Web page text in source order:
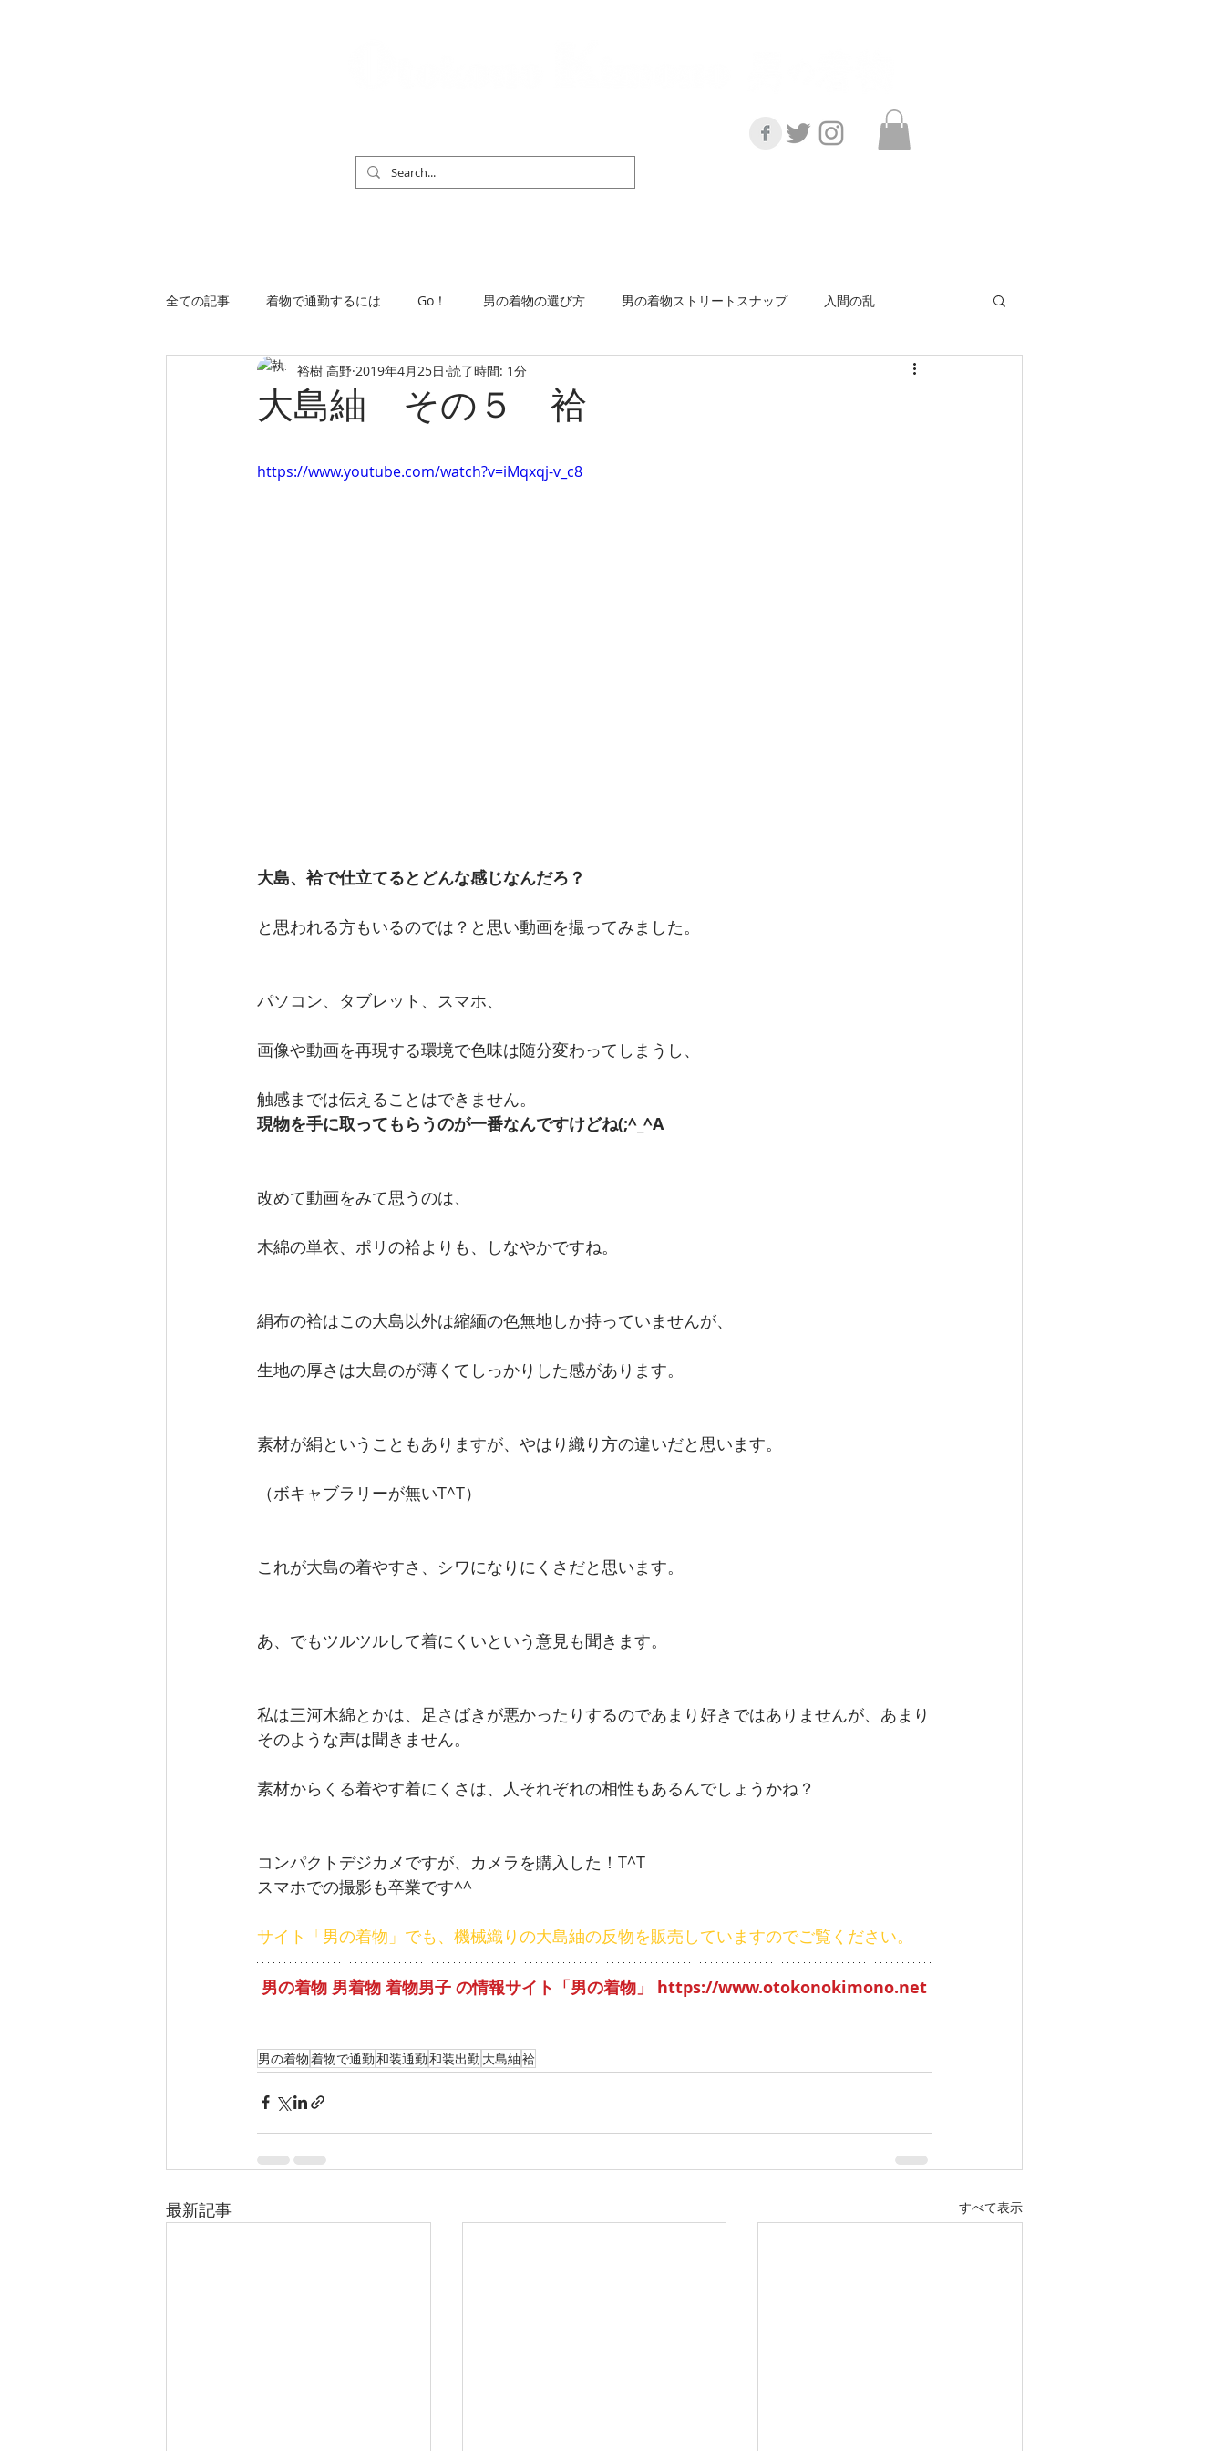
全ての記事 着物で通勤するには Go！ 男の着物の選び方 男の着物ストリートスナップ 入間の乱
大島紬 その５ 袷
裕樹 高野 2019年4月25日 読了時間: 1分
https://www.youtube.com/watch?v=iMqxqj-v_c8
大島、袷で仕立てるとどんな感じなんだろ？
と思われる方もいるのでは？と思い動画を撮ってみました。
パソコン、タブレット、スマホ、
画像や動画を再現する環境で色味は随分変わってしまうし、
触感までは伝えることはできません。
現物を手に取ってもらうのが一番なんですけどね(;^_^A
改めて動画をみて思うのは、
木綿の単衣、ポリの袷よりも、しなやかですね。
絹布の袷はこの大島以外は縮緬の色無地しか持っていませんが、
生地の厚さは大島のが薄くてしっかりした感があります。
素材が絹ということもありますが、やはり織り方の違いだと思います。
（ボキャブラリーが無いT^T）
これが大島の着やすさ、シワになりにくさだと思います。
あ、でもツルツルして着にくいという意見も聞きます。
私は三河木綿とかは、足さばきが悪かったりするのであまり好きではありませんが、あまり
そのような声は聞きません。
素材からくる着やす着にくさは、人それぞれの相性もあるんでしょうかね？
コンパクトデジカメですが、カメラを購入した！T^T
スマホでの撮影も卒業です^^
サイト「男の着物」でも、機械織りの大島紬の反物を販売していますのでご覧ください。
男の着物 男着物 着物男子 の情報サイト「男の着物」 https://www.otokonokimono.net
男の着物着物で通勤和装通勤和装出勤 大島紬袷
最新記事 すべて表示